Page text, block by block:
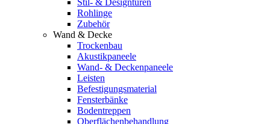
Stil- & Designtüren
Rohlinge
Zubehör
Wand & Decke
Trockenbau
Akustikpaneele
Wand- & Deckenpaneele
Leisten
Befestigungsmaterial
Fensterbänke
Bodentreppen
Oberflächenbehandlung